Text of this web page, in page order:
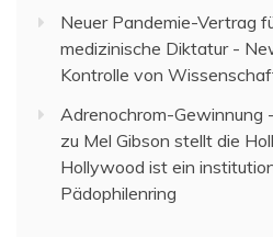
Neuer Pandemie-Vertrag
medizinische Diktatur -
Kontrolle von
Adrenochrom-Gewinnung
zu Mel Gibson stellt die
Hollywood ist ein
Pädophilenring